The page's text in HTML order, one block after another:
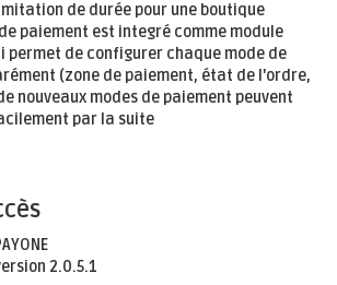
de durée pour une boutique
paiement est integré comme module
permet de configurer chaque mode de
(zone de paiement, état de l'ordre,
nouveaux modes de paiement peuvent
par la suite
2.0.5.1